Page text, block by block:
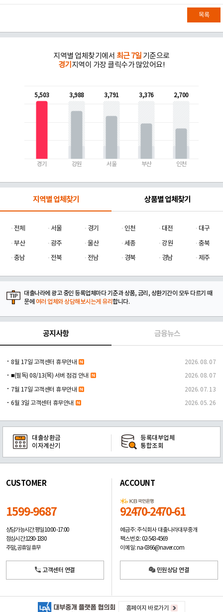
목록
지역별 업체찾기에서 최근 7일 기준으로
경기 지역이 가장 클릭수가 많았어요!
5,503
경기
3,988
강원
3,791
서울
3,376
부산
2,700
인천
지역별 업체찾기 상품별 업체찾기
전체 서울 경기 인천 대전
대구
부산
광주 울산 세종 강원
충북
충남
전북 전남 경북 경남 제주
대출나라에 광고 중인 등록업체마다 기준과 상품, 금리, 상환기간이 모두 다르기 때
문에 여러 업체와 상담해보시는게 유리합니다.
공지사항 금융뉴스
8월 17일 고객센터 휴무안내 2026. 08. 07
■(필독) 08/13(목) 서버 점검 안내 2026. 08. 07
7월 17일 고객센터 휴무안내 2026. 07. 13
6월 3일 고객센터 휴무안내 2026. 05. 26
대출상환금
이자계산기
등록대부업체
통합조회
CUSTOMER
1599-9687
상담가능시간: 평일10:00 -17:00
점심시간: 12:30 - 13:30
주말, 공휴일 휴무
고객센터 연결
ACCOUNT
92470-2470-61
예금주: 주식회사 대출나라대부중개
팩스번호: 02-543-4569
이메일: na-0366@naver.com
민원상담 연결
홈페이지 바로가기